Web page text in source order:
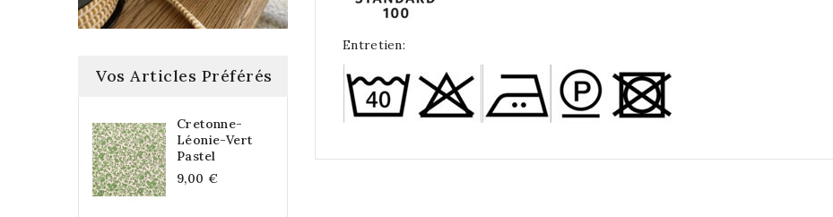
Vos Articles Préférés
Cretonne-
Léonie-Vert
Pastel
9,00 €
Entretien: